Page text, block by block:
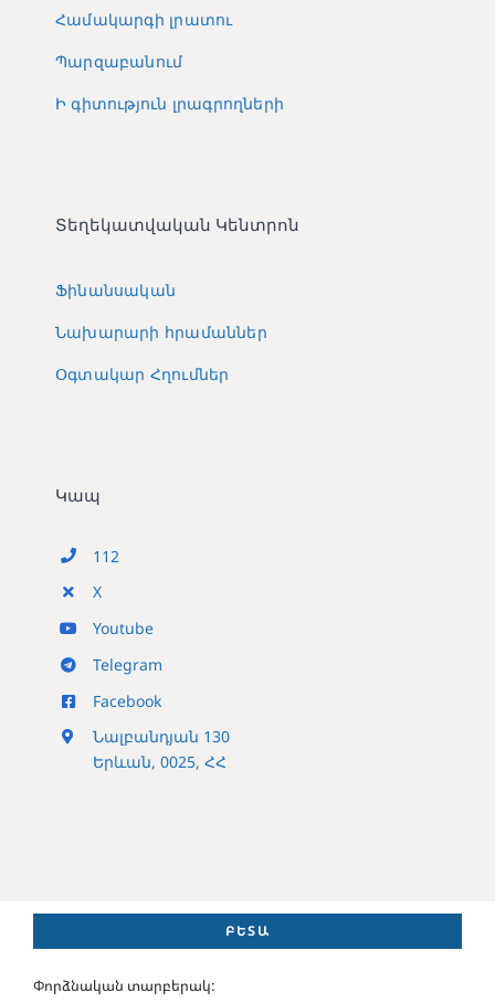
Համակարգի լրատու
Պարզաբանում
Ի գիտություն լրագրողների
Տեղեկատվական Կենտրոն
Ֆինանսական
Նախարարի հրամաններ
Օգտակար Հղումներ
Կապ
112
X
Youtube
Telegram
Facebook
Նալբանդյան 130
Երևան, 0025, ՀՀ
ԲԵՏԱ
Փորձնական տարբերակ: